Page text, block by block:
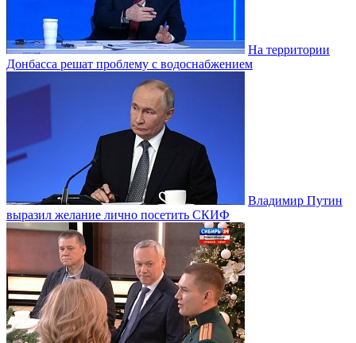
На территории
Донбасса решат проблему с водоснабжением
Владимир Путин
выразил желание лично посетить СКИФ